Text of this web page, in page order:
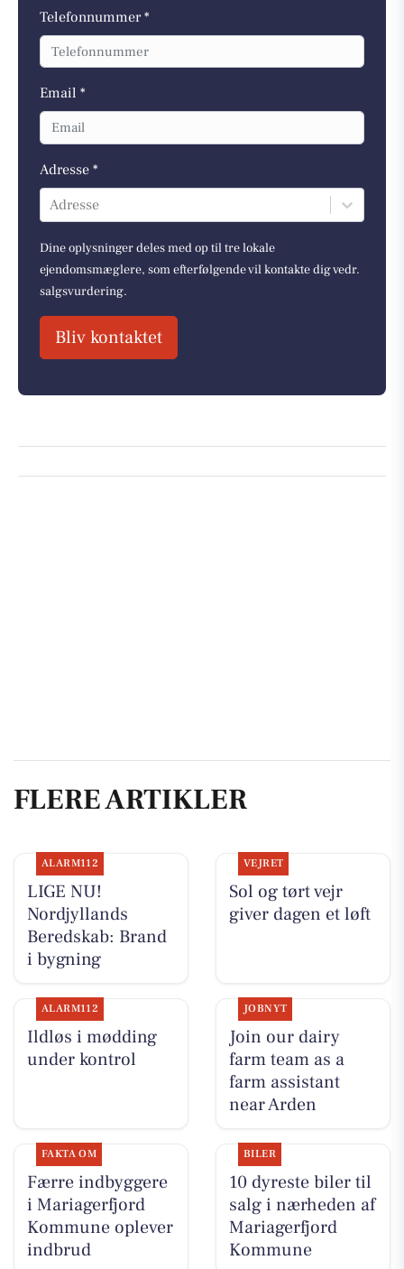
Telefonnummer *
Email *
Adresse *
Adresse
Dine oplysninger deles med op til tre lokale
ejendomsmæglere, som efterfølgende vil kontakte dig vedr.
salgsvurdering.
Bliv kontaktet
FLERE ARTIKLER
ALARM112
LIGE NU!
Nordjyllands
Beredskab: Brand
i bygning
VEJRET
Sol og tørt vejr
giver dagen et løft
ALARM112
Ildløs i mødding
under kontrol
JOBNYT
Join our dairy
farm team as a
farm assistant
near Arden
FAKTA OM
Færre indbyggere
i Mariagerfjord
Kommune oplever
indbrud
BILER
10 dyreste biler til
salg i nærheden af
Mariagerfjord
Kommune